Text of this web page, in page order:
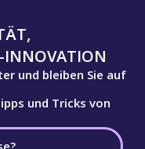
INNOVATION
und bleiben Sie auf
und Tricks von